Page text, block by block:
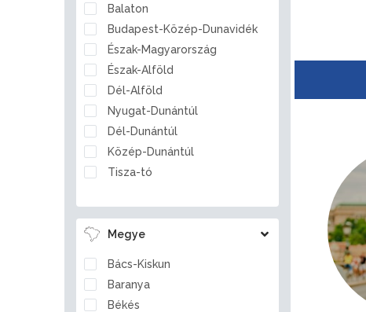
Balaton
Budapest-Közép-Dunavidék
Észak-Magyarország
Észak-Alföld
Dél-Alföld
Nyugat-Dunántúl
Dél-Dunántúl
Közép-Dunántúl
Tisza-tó
Megye
Bács-Kiskun
Baranya
Békés